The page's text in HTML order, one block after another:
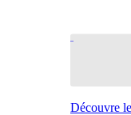
Découvre